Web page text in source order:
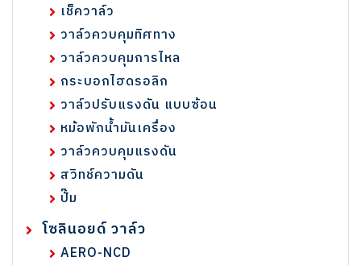
เช็ควาล์ว
วาล์วควบคุมทิศทาง
วาล์วควบคุมการไหล
กระบอกไฮดรอลิก
วาล์วปรับแรงดัน แบบซ้อน
หม้อพักน้ำมันเครื่อง
วาล์วควบคุมแรงดัน
สวิทช์ความดัน
ปั๊ม
โซลินอยด์ วาล์ว
AERO-NCD